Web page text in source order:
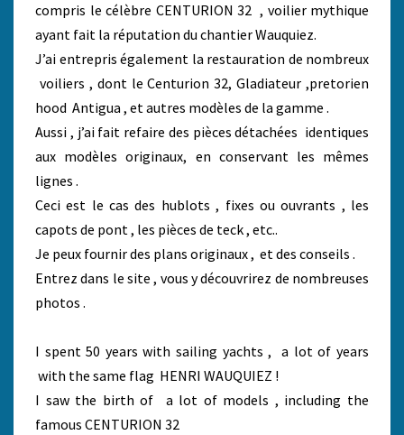
compris le célèbre CENTURION 32 , voilier mythique
ayant fait la réputation du chantier Wauquiez.
J’ai entrepris également la restauration de nombreux
voiliers , dont le Centurion 32, Gladiateur ,pretorien
hood Antigua , et autres modèles de la gamme .
Aussi , j’ai fait refaire des pièces détachées identiques
aux modèles originaux, en conservant les mêmes
lignes .
Ceci est le cas des hublots , fixes ou ouvrants , les
capots de pont , les pièces de teck , etc..
Je peux fournir des plans originaux , et des conseils .
Entrez dans le site , vous y découvrirez de nombreuses
photos .
I spent 50 years with sailing yachts , a lot of years
with the same flag HENRI WAUQUIEZ !
I saw the birth of a lot of models , including the
famous CENTURION 32